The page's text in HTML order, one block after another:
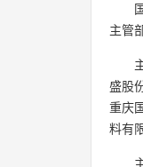
主管
盛股
重庆
料有